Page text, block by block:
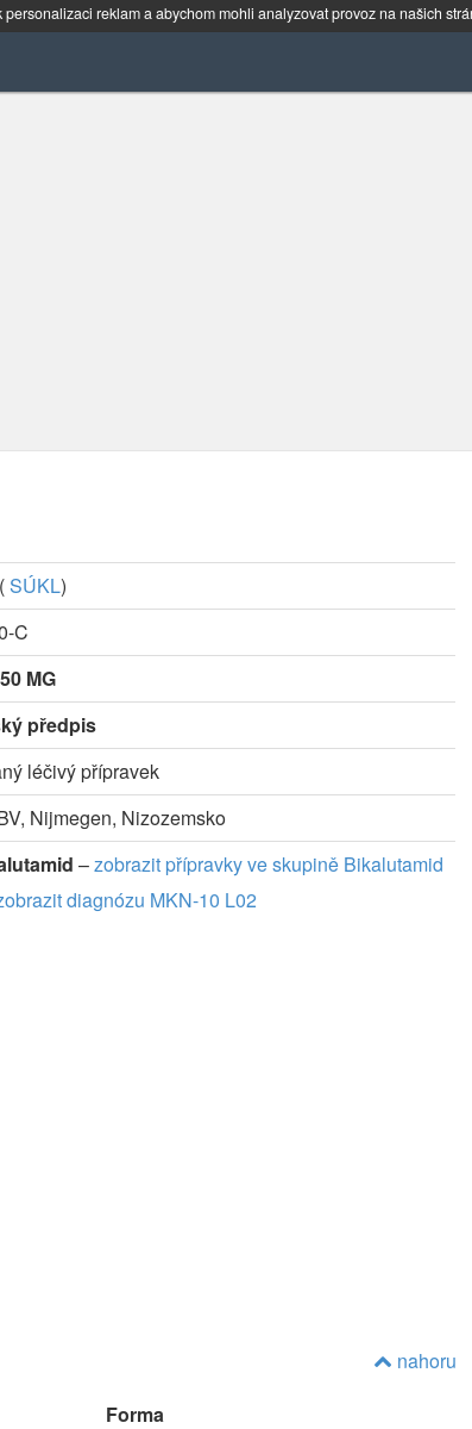
personalizaci reklam a abychom mohli analyzovat provoz na našich
(SÚKL)
C
MG
předpis
léčivý přípravek
Nijmegen, Nizozemsko
–zobrazit přípravky ve skupině Bikalutamid
diagnózu MKN-10 L02
nahoru
Forma